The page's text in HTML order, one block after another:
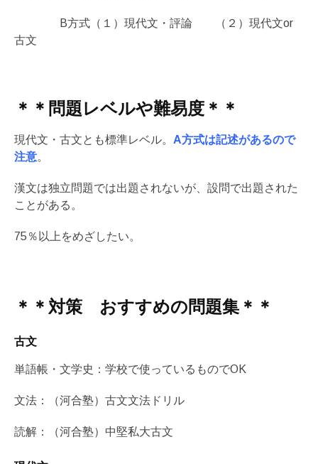
B方式（１）現代文・評論 （２）現代文or
古文
＊＊問題レベルや難易度＊＊
現代文・古文とも標準レベル。 A方式は記述があるので
注意。
漢文は独立問題では出題されないが、設問で出題された
ことがある。
75％以上をめざしたい。
＊＊対策 おすすめの問題集＊＊
古文
単語帳・文学史：学校で使っているものでOK
文法：（河合塾）古文文法ドリル
読解：（河合塾）中堅私大古文